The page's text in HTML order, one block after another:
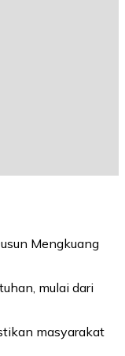
Mengkuang
mulai dari
masyarakat